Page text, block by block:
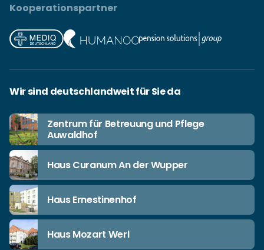
Kooperationspartner
Wir sind deutschlandweit für Sie da
Zentrum für Betreuung und Pflege
Auwaldhof
Haus Curanum An der Wupper
Haus Ernestinenhof
Haus Mozart Werl